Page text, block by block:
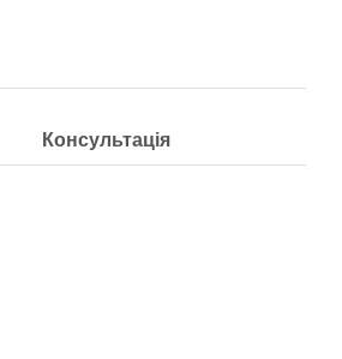
Консультація